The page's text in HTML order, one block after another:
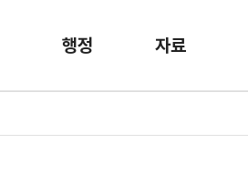
행정 자료